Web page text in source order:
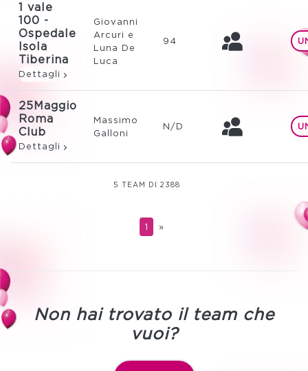
1 vale
100 -
Ospedale
Isola
Tiberina
Dettagli
Giovanni
Arcuri e
Luna De
Luca
94
25Maggio
Roma
Club
Dettagli
Massimo
Galloni
N/D
5 TEAM DI 2388
1 »
Non hai trovato il team che
vuoi?